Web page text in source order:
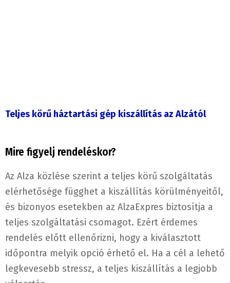
Teljes körű háztartási gép kiszállítás az Alzától
Mire figyelj rendeléskor?
Az Alza közlése szerint a teljes körű szolgáltatás
elérhetősége függhet a kiszállítás körülményeitől,
és bizonyos esetekben az AlzaExpres biztosítja a
teljes szolgáltatási csomagot. Ezért érdemes
rendelés előtt ellenőrizni, hogy a kiválasztott
időpontra melyik opció érhető el. Ha a cél a lehető
legkevesebb stressz, a teljes kiszállítás a legjobb